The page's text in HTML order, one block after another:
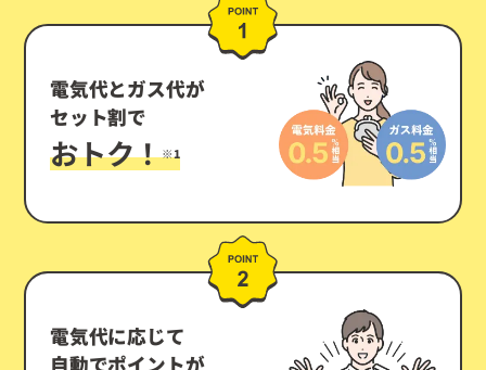
電気代とガス代が
セット割で
おトク！※1
電気代に応じて
自動でポイントが